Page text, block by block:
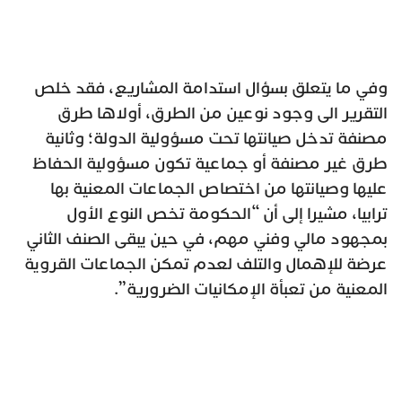
وفي ما يتعلق بسؤال استدامة المشاريع، فقد خلص
التقرير الى وجود نوعين من الطرق، أولاها طرق
مصنفة تدخل صيانتها تحت مسؤولية الدولة؛ وثانية
طرق غير مصنفة أو جماعية تكون مسؤولية الحفاظ
عليها وصيانتها من اختصاص الجماعات المعنية بها
ترابيا، مشيرا إلى أن “الحكومة تخص النوع الأول
بمجهود مالي وفني مهم، في حين يبقى الصنف الثاني
عرضة للإهمال والتلف لعدم تمكن الجماعات القروية
المعنية من تعبأة الإمكانيات الضرورية”.